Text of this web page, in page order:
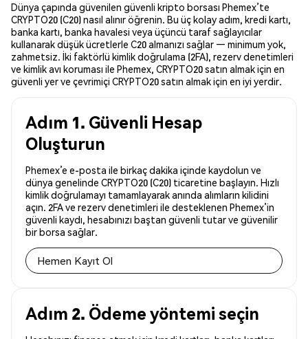
Dünya çapında güvenilen güvenli kripto borsası Phemex’te
CRYPTO20 (C20) nasıl alınır öğrenin. Bu üç kolay adım, kredi kartı,
banka kartı, banka havalesi veya üçüncü taraf sağlayıcılar
kullanarak düşük ücretlerle C20 almanızı sağlar — minimum yok,
zahmetsiz. İki faktörlü kimlik doğrulama (2FA), rezerv denetimleri
ve kimlik avı koruması ile Phemex, CRYPTO20 satın almak için en
güvenli yer ve çevrimiçi CRYPTO20 satın almak için en iyi yerdir.
Adım 1. Güvenli Hesap
Oluşturun
Phemex’e e-posta ile birkaç dakika içinde kaydolun ve
dünya genelinde CRYPTO20 (C20) ticaretine başlayın. Hızlı
kimlik doğrulamayı tamamlayarak anında alımların kilidini
açın. 2FA ve rezerv denetimleri ile desteklenen Phemex’in
güvenli kaydı, hesabınızı baştan güvenli tutar ve güvenilir
bir borsa sağlar.
Hemen Kayıt Ol
Adım 2. Ödeme yöntemi seçin